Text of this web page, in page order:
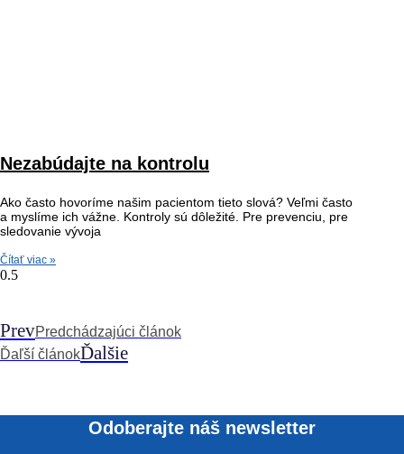
Nezabúdajte na kontrolu
Ako často hovoríme našim pacientom tieto slová? Veľmi často
a myslíme ich vážne. Kontroly sú dôležité. Pre prevenciu, pre
sledovanie vývoja
Čítať viac »
PrevPredchádzajúci článok
Ďaľší článokĎalšie
Odoberajte náš newsletter